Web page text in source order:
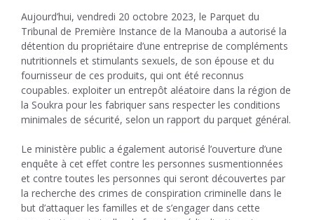
Aujourd’hui, vendredi 20 octobre 2023, le Parquet du
Tribunal de Première Instance de la Manouba a autorisé la
détention du propriétaire d’une entreprise de compléments
nutritionnels et stimulants sexuels, de son épouse et du
fournisseur de ces produits, qui ont été reconnus
coupables. exploiter un entrepôt aléatoire dans la région de
la Soukra pour les fabriquer sans respecter les conditions
minimales de sécurité, selon un rapport du parquet général.
Le ministère public a également autorisé l’ouverture d’une
enquête à cet effet contre les personnes susmentionnées
et contre toutes les personnes qui seront découvertes par
la recherche des crimes de conspiration criminelle dans le
but d’attaquer les familles et de s’engager dans cette